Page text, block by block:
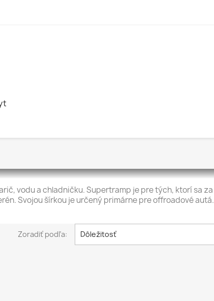
vodu a chladničku. Supertramp je pre tých, ktorí sa za
Svojou šírkou je určený primárne pre offroadové autá.
Zoradiť podľa: Dôležitosť